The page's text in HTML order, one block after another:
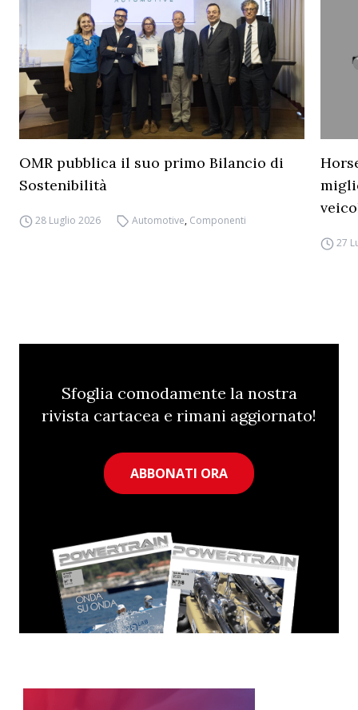
OMR pubblica il suo primo Bilancio di
Sostenibilità
28 Luglio 2026 Automotive, Componenti
27
Sfoglia comodamente la nostra
rivista cartacea e rimani aggiornato!
ABBONATI ORA